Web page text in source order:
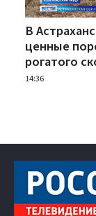
В
ценные
рогатого
14:36